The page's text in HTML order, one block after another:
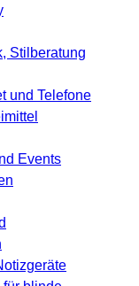
Stilberatung
und Telefone
Events